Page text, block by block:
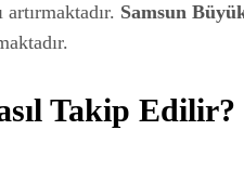
Samsun
Takip Edilir?